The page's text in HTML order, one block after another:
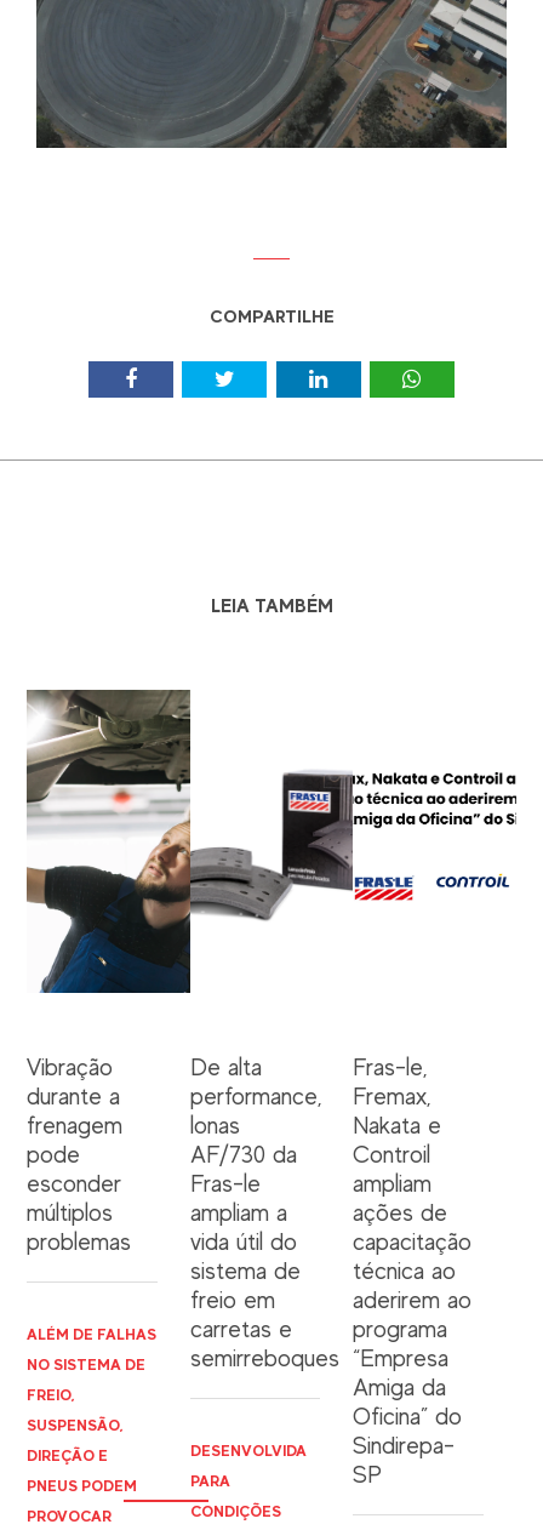
COMPARTILHE
LEIA TAMBÉM
Vibração
durante a
frenagem
pode
esconder
múltiplos
problemas
ALÉM DE FALHAS
NO SISTEMA DE
FREIO,
SUSPENSÃO,
DIREÇÃO E
PNEUS PODEM
PROVOCAR
De alta
performance,
lonas
AF/730 da
Fras-le
ampliam a
vida útil do
sistema de
freio em
carretas e
semirreboques
DESENVOLVIDA
PARA
CONDIÇÕES
Fras-le,
Fremax,
Nakata e
Controil
ampliam
ações de
capacitação
técnica ao
aderirem ao
programa
“Empresa
Amiga da
Oficina” do
Sindirepa-
SP